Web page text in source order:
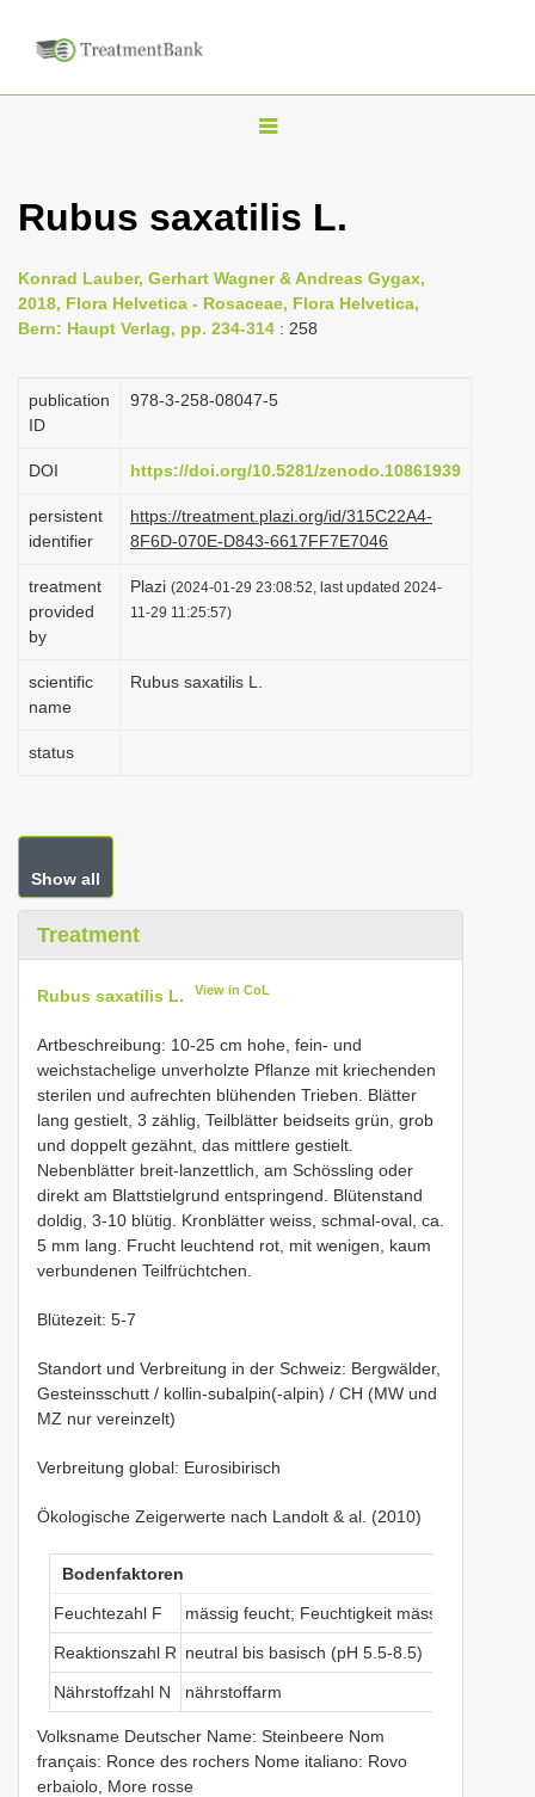
T
g
n
v
g
t
o
Rubus saxatilis L.
Konrad Lauber, Gerhart Wagner & Andreas Gygax,
2018, Flora Helvetica - Rosaceae, Flora Helvetica,
Bern: Haupt Verlag, pp. 234-314 : 258
publication
ID
978-3-258-08047-5
DOI https://doi.org/10.5281/zenodo.10861939
persistent
identifier
https://treatment.plazi.org/id/315C22A4-
8F6D-070E-D843-6617FF7E7046
treatment
provided
by
Plazi (2024-01-29 23:08:52, last updated 2024-
11-29 11:25:57)
scientific
name
Rubus saxatilis L.
status
Show all
Treatment
Rubus saxatilis L. View in CoL
Artbeschreibung: 10-25 cm hohe, fein- und
weichstachelige unverholzte Pflanze mit kriechenden
sterilen und aufrechten blühenden Trieben. Blätter
lang gestielt, 3 zählig, Teilblätter beidseits grün, grob
und doppelt gezähnt, das mittlere gestielt.
Nebenblätter breit-lanzettlich, am Schössling oder
direkt am Blattstielgrund entspringend. Blütenstand
doldig, 3-10 blütig. Kronblätter weiss, schmal-oval, ca.
5 mm lang. Frucht leuchtend rot, mit wenigen, kaum
verbundenen Teilfrüchtchen.
Blütezeit: 5-7
Standort und Verbreitung in der Schweiz: Bergwälder,
Gesteinsschutt / kollin-subalpin(-alpin) / CH (MW und
MZ nur vereinzelt)
Verbreitung global: Eurosibirisch
Ökologische Zeigerwerte nach Landolt & al. (2010)
Bodenfaktoren
Feuchtezahl F mässig feucht; Feuchtigkeit mässig
Reaktionszahl R neutral bis basisch (pH 5.5-8.5)
Nährstoffzahl N nährstoffarm
Volksname Deutscher Name: Steinbeere Nom
français: Ronce des rochers Nome italiano: Rovo
erbaiolo, More rosse